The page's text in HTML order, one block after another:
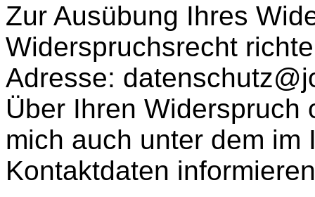
Zur Ausübung Ihres
Widerspruchsrecht
Adresse:
Über Ihren Widerspruch
mich auch unter dem im
Kontaktdaten